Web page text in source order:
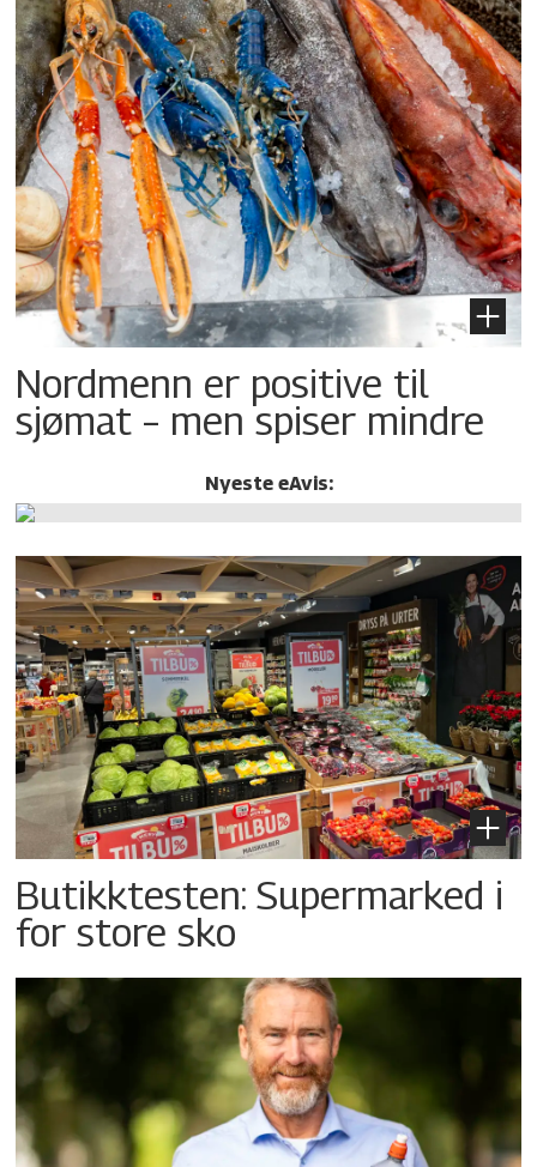
Nordmenn er positive til
sjømat – men spiser mindre
Nyeste eAvis:
Butikktesten: Supermarked i
for store sko